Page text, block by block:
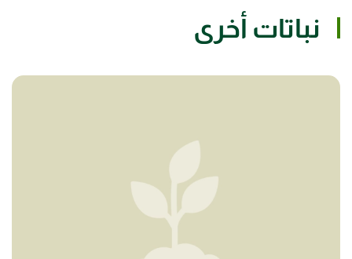
نباتات أخرى